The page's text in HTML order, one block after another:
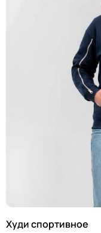
Худи спортивное